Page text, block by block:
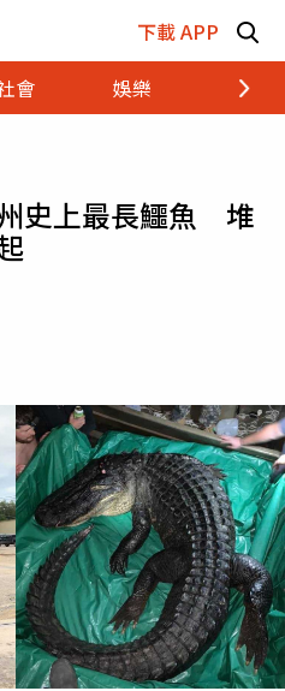
下載 APP
會 娛樂 財經
史上最長鱷魚 堆